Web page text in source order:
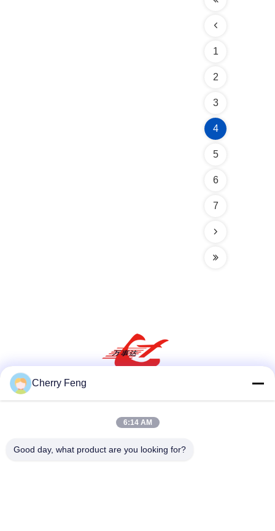
1
2
3
4
5
6
7
Sociale media
Snel contact
Cherry Feng
6:14 AM
Good day, what product are you looking for?